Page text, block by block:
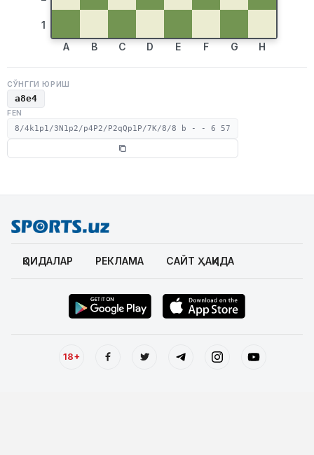
1
A B C D E F G H
СЎНГГИ ЮРИШ
a8e4
FEN
8/4k1p1/3N1p2/p4P2/P2qQp1P/7K/8/8 b - - 6 57
ҚОИДАЛАР РЕКЛАМА САЙТ ҲАҚИДА
18+